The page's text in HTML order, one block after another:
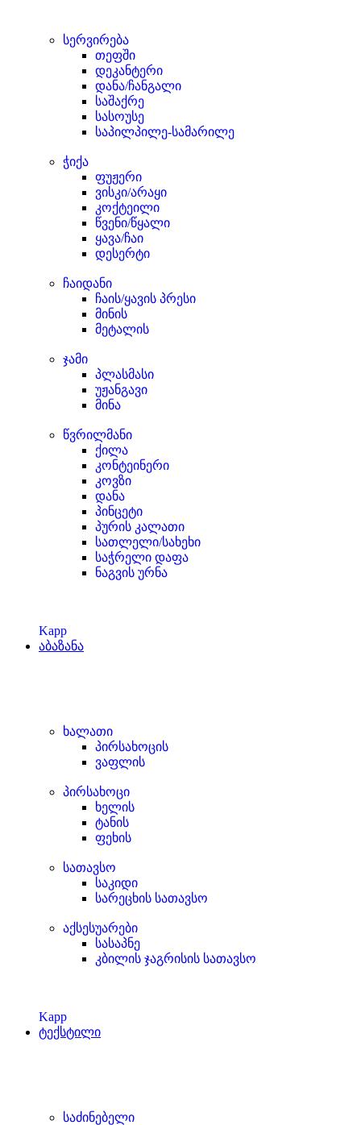
სერვირება
თეფში
დეკანტერი
დანა/ჩანგალი
საშაქრე
სასოუსე
საპილპილე-სამარილე
ჭიქა
ფუჟერი
ვისკი/არაყი
კოქტეილი
წვენი/წყალი
ყავა/ჩაი
დესერტი
ჩაიდანი
ჩაის/ყავის პრესი
მინის
მეტალის
ჯამი
პლასმასი
უჟანგავი
მინა
წვრილმანი
ქილა
კონტეინერი
კოვზი
დანა
პინცეტი
პურის კალათი
სათლელი/სახეხი
საჭრელი დაფა
ნაგვის ურნა
Kapp
აბაზანა
ხალათი
პირსახოცის
ვაფლის
პირსახოცი
ხელის
ტანის
ფეხის
სათავსო
საკიდი
სარეცხის სათავსო
აქსესუარები
სასაპნე
კბილის ჯაგრისის სათავსო
Kapp
ტექსტილი
საძინებელი